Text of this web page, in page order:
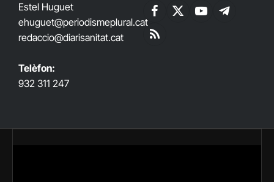
Estel Huguet
ehuguet@periodismeplural.cat
redaccio@diarisanitat.cat
Telèfon:
932 311 247
Facebook
X
YouTubeTelegram
RSS